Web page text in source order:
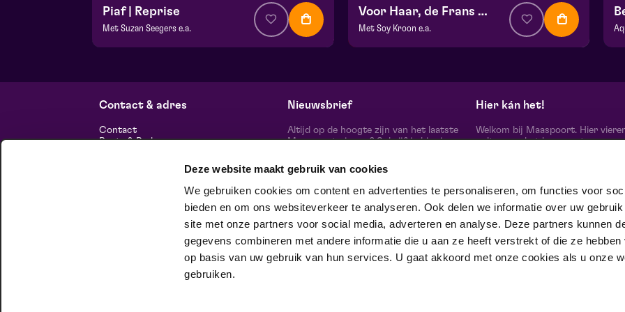
Deze website maakt gebruik van cookies
We gebruiken cookies om content en advertenties te personaliseren, om functies voor
bieden en om ons websiteverkeer te analyseren. Ook delen we informatie over uw
site met onze partners voor social media, adverteren en analyse. Deze partners kunnen
gegevens combineren met andere informatie die u aan ze heeft verstrekt of die ze hebben
op basis van uw gebruik van hun services. U gaat akkoord met onze cookies als u onze
gebruiken.
Piaf | Reprise
Met Suzan Seegers e.a.
za 24 oktober 2026 | 20:15
Voor Haar, de Frans Halsema Musical
Met Soy Kroon e.a.
za 31 oktober 2026 | 20:15
Contact & adres
Contact
Route & Parkeren
Duurzaam ondernemen
Nieuwsbrief
Altijd op de hoogte zijn van het laatste
Maaspoort nieuws? Schrijf je hier in
schrijf je in
volg ons op
Hier kán het!
Welkom bij Maaspoort. Hier
cultuur en het leven met een
echte verschil maak je samen’.
Winnaar van de Red Dot Award
& Communication Design 2024
categorie Corporate Design &